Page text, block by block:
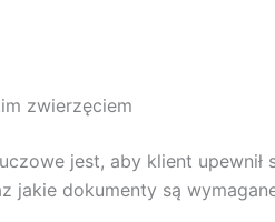
zwierzęciem
jest, aby klient upewnił
jakie dokumenty są